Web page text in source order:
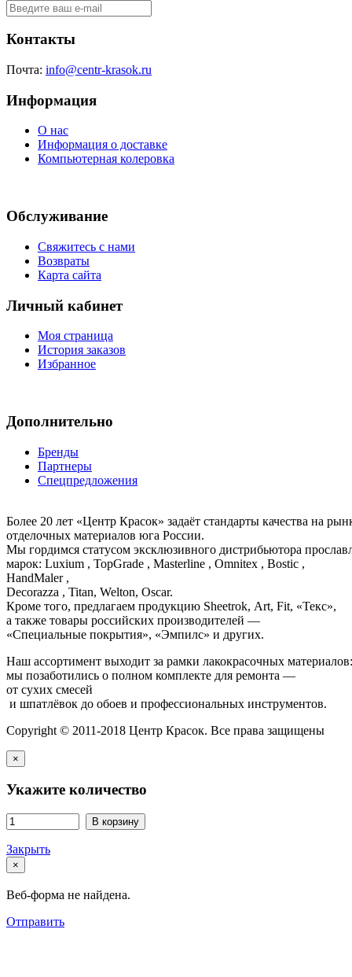
Контакты
Почта: info@centr-krasok.ru
Информация
О нас
Информация о доставке
Компьютерная колеровка
Обслуживание
Свяжитесь с нами
Возвраты
Карта сайта
Личный кабинет
Моя страница
История заказов
Избранное
Дополнительно
Бренды
Партнеры
Спецпредложения
Более 20 лет «Центр Красок» задаёт стандарты качества на
отделочных материалов юга России.
Мы гордимся статусом эксклюзивного дистрибьютора
марок: Luxium , TopGrade , Masterline , Omnitex , Bostic ,
HandMaler ,
Decorazza , Titan, Welton, Oscar.
Кроме того, предлагаем продукцию Sheetrok, Art, Fit, «Текс»,
а также товары российских производителей —
«Специальные покрытия», «Эмпилс» и других.
Наш ассортимент выходит за рамки лакокрасочных
мы позаботились о полном комплекте для ремонта —
от сухих смесей
и шпатлёвок до обоев и профессиональных инструментов.
Copyright © 2011-2018 Центр Красок. Все права защищены
×
Укажите количество
В корзину
Закрыть
×
Веб-форма не найдена.
Отправить